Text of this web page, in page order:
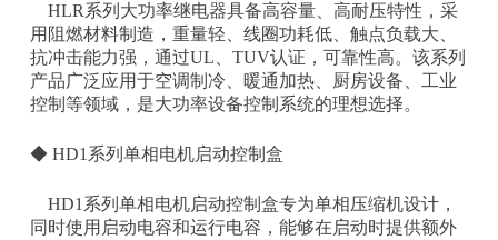
HLR系列大功率继电器具备高容量、高耐压特性，采
用阻燃材料制造，重量轻、线圈功耗低、触点负载大、
抗冲击能力强，通过UL、TUV认证，可靠性高。该系列
产品广泛应用于空调制冷、暖通加热、厨房设备、工业
控制等领域，是大功率设备控制系统的理想选择。
◆ HD1系列单相电机启动控制盒
HD1系列单相电机启动控制盒专为单相压缩机设计，
同时使用启动电容和运行电容，能够在启动时提供额外